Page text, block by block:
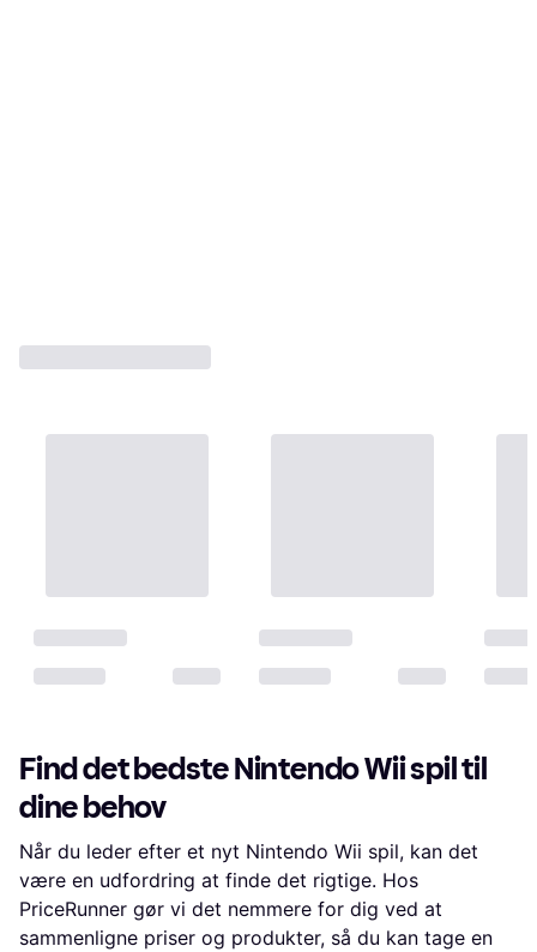
Find det bedste Nintendo Wii spil til
dine behov
Når du leder efter et nyt Nintendo Wii spil, kan det
være en udfordring at finde det rigtige. Hos
PriceRunner gør vi det nemmere for dig ved at
sammenligne priser og produkter, så du kan tage en